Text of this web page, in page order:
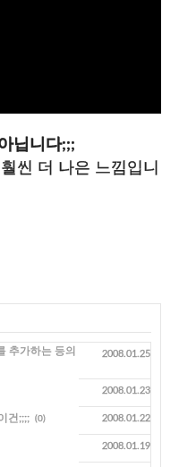
닙니다;;;
씬 더 나은 느낌입니
추가하는 등의
2008.01.25
2008.01.23
건;;;; (0) 2008.01.22
2008.01.19